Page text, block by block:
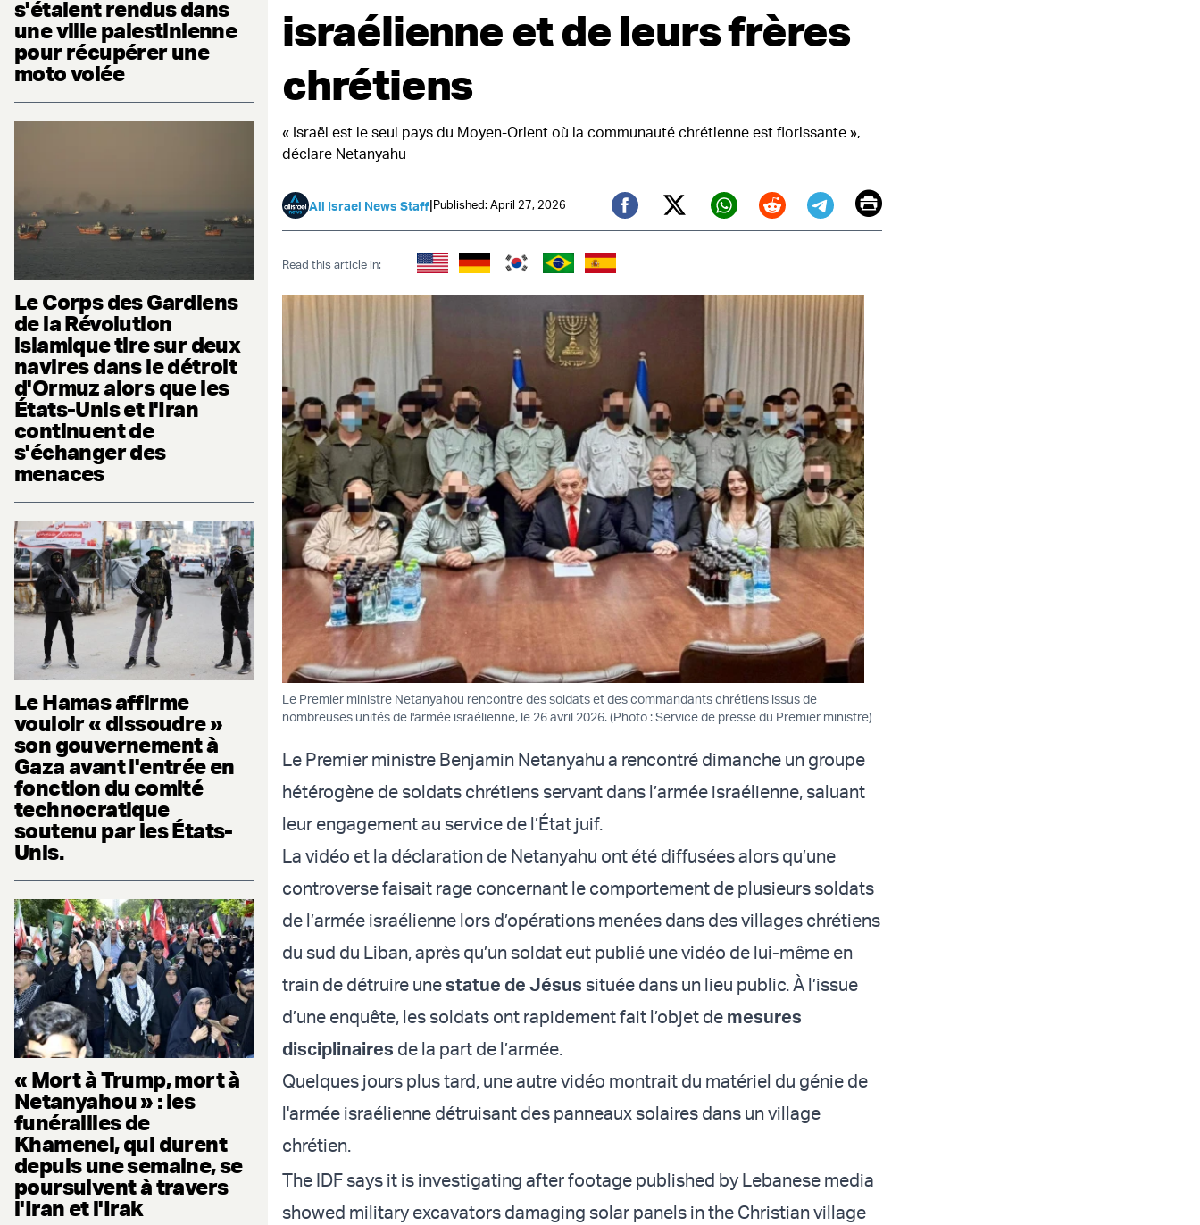
s'étaient rendus dans
une ville palestinienne
pour récupérer une
moto volée
Le Corps des Gardiens
de la Révolution
islamique tire sur deux
navires dans le détroit
d'Ormuz alors que les
États-Unis et l'Iran
continuent de
s'échanger des
menaces
Le Hamas affirme
vouloir « dissoudre »
son gouvernement à
Gaza avant l'entrée en
fonction du comité
technocratique
soutenu par les États-
Unis.
« Mort à Trump, mort à
Netanyahou » : les
funérailles de
Khamenei, qui durent
depuis une semaine, se
poursuivent à travers
l'Iran et l'Irak
israélienne et de leurs frères
chrétiens
« Israël est le seul pays du Moyen-Orient où la communauté chrétienne est florissante »,
déclare Netanyahu
All Israel News Staff|Published: April 27, 2026
Facebook
Twitter (X)
Whatsapp
RedditTelegram
EmailPrint
Read this article in:
Le Premier ministre Netanyahou rencontre des soldats et des commandants chrétiens issus de
nombreuses unités de l'armée israélienne, le 26 avril 2026. (Photo : Service de presse du Premier ministre)
Le Premier ministre Benjamin Netanyahu a rencontré dimanche un groupe
hétérogène de soldats chrétiens servant dans l’armée israélienne, saluant
leur engagement au service de l’État juif.
La vidéo et la déclaration de Netanyahu ont été diffusées alors qu’une
controverse faisait rage concernant le comportement de plusieurs soldats
de l’armée israélienne lors d’opérations menées dans des villages chrétiens
du sud du Liban, après qu’un soldat eut publié une vidéo de lui-même en
train de détruire unestatue de Jésus située dans un lieu public. À l’issue
d’une enquête, les soldats ont rapidement fait l’objet de mesures
disciplinaires de la part de l’armée.
Quelques jours plus tard, une autre vidéo montrait du matériel du génie de
l'armée israélienne détruisant des panneaux solaires dans un village
chrétien.
The IDF says it is investigating after footage published by Lebanese media
showed military excavators damaging solar panels in the Christian village